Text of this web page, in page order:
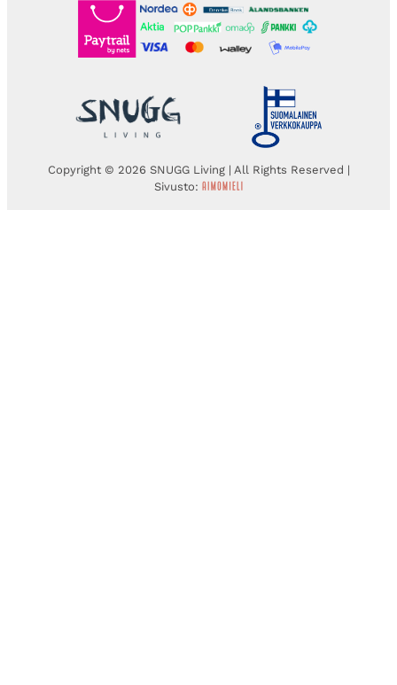
Copyright © 2026 SNUGG Living | All Rights Reserved |
Sivusto: